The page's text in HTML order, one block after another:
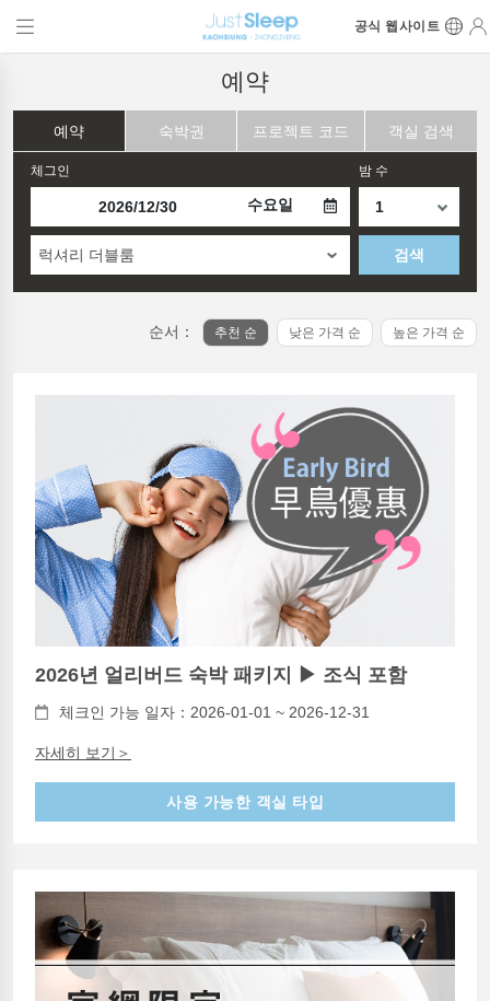
공식 웹사이트
예약
예약 숙박권 프로젝트 코드 객실 검색
체그인
수요일
밤 수
럭셔리 더블룸 검색
순서： 추천 순 낮은 가격 순 높은 가격 순
2026년 얼리버드 숙박 패키지 ▶ 조식 포함
체크인 가능 일자：2026-01-01 ~ 2026-12-31
자세히 보기＞
사용 가능한 객실 타입